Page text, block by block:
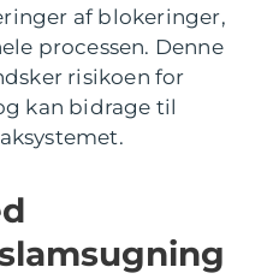
af blokeringer,
processen. Denne
risikoen for
kan bidrage til